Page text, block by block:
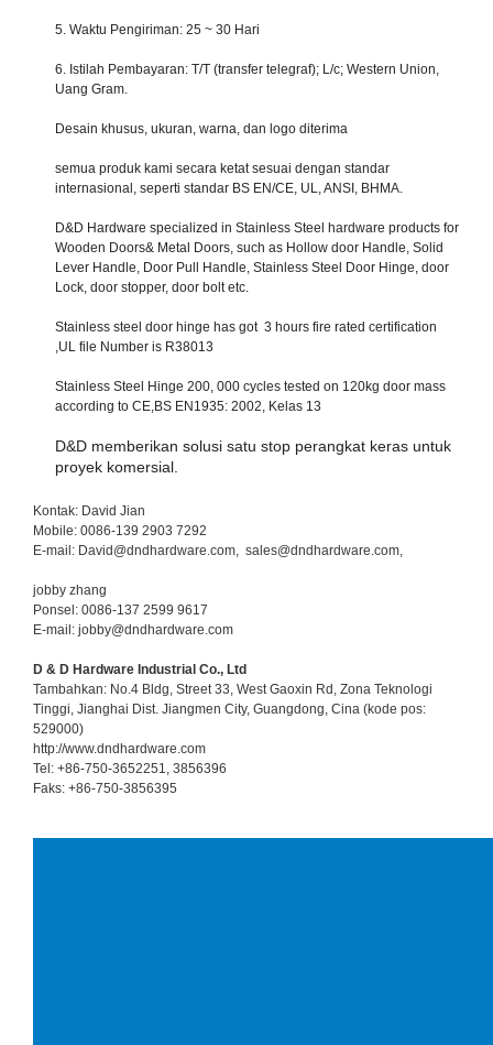
5. Waktu Pengiriman: 25 ~ 30 Hari
6. Istilah Pembayaran: T/T (transfer telegraf); L/c; Western Union,
Uang Gram.
Desain khusus, ukuran, warna, dan logo diterima
semua produk kami secara ketat sesuai dengan standar
internasional, seperti standar BS EN/CE, UL, ANSI, BHMA.
D&D Hardware specialized in Stainless Steel hardware products for
Wooden Doors& Metal Doors, such as Hollow door Handle, Solid
Lever Handle, Door Pull Handle, Stainless Steel Door Hinge, door
Lock, door stopper, door bolt etc.
Stainless steel door hinge has got 3 hours fire rated certification
,UL file Number is R38013
Stainless Steel Hinge 200, 000 cycles tested on 120kg door mass
according to CE,BS EN1935: 2002, Kelas 13
D&D memberikan solusi satu stop perangkat keras untuk
proyek komersial.
Kontak: David Jian
Mobile: 0086-139 2903 7292
E-mail: David@dndhardware.com, sales@dndhardware.com,
jobby zhang
Ponsel: 0086-137 2599 9617
E-mail: jobby@dndhardware.com
D & D Hardware Industrial Co., Ltd
Tambahkan: No.4 Bldg, Street 33, West Gaoxin Rd, Zona Teknologi
Tinggi, Jianghai Dist. Jiangmen City, Guangdong, Cina (kode pos:
529000)
http://www.dndhardware.com
Tel: +86-750-3652251, 3856396
Faks: +86-750-3856395